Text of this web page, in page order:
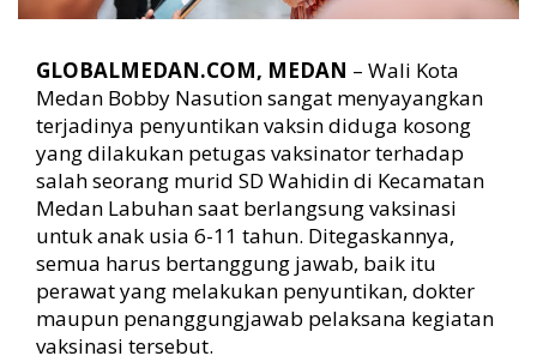
t
o
n
:
P
e
m
k
o
e
d
a
n
GLOBALMEDAN.COM, MEDAN – Wali Kota
Medan Bobby Nasution sangat menyayangkan
terjadinya penyuntikan vaksin diduga kosong
yang dilakukan petugas vaksinator terhadap
salah seorang murid SD Wahidin di Kecamatan
Medan Labuhan saat berlangsung vaksinasi
untuk anak usia 6-11 tahun. Ditegaskannya,
semua harus bertanggung jawab, baik itu
perawat yang melakukan penyuntikan, dokter
maupun penanggungjawab pelaksana kegiatan
vaksinasi tersebut.